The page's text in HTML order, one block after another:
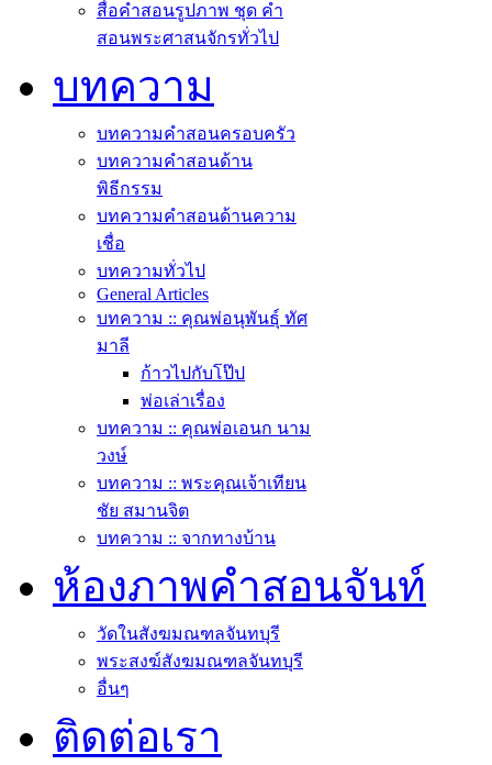
สื่อคำสอนรูปภาพ ชุด คำ
สอนพระศาสนจักรทั่วไป
บทความ
บทความคำสอนครอบครัว
บทความคำสอนด้าน
พิธีกรรม
บทความคำสอนด้านความ
เชื่อ
บทความทั่วไป
General Articles
บทความ :: คุณพ่อนุพันธุ์ ทัศ
มาลี
ก้าวไปกับโป๊ป
พ่อเล่าเรื่อง
บทความ :: คุณพ่อเอนก นาม
วงษ์
บทความ :: พระคุณเจ้าเทียน
ชัย สมานจิต
บทความ :: จากทางบ้าน
ห้องภาพคำสอนจันท์
วัดในสังฆมณฑลจันทบุรี
พระสงฆ์สังฆมณฑลจันทบุรี
อื่นๆ
ติดต่อเรา